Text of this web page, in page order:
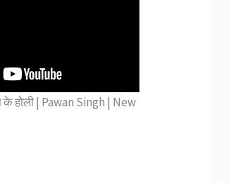
होली | Pawan Singh | New